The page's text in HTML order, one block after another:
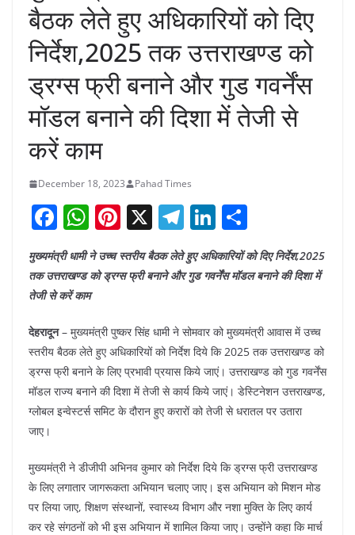
बैठक लेते हुए अधिकारियों को दिए
निर्देश,2025 तक उत्तराखण्ड को
ड्रग्स फ्री बनाने और गुड गवर्नेंस
मॉडल बनाने की दिशा में तेजी से
करें काम
December 18, 2023 Pahad Times
F
a
c
e
o
o
k
W
h
at
s
A
p
p
Pi
nt
er
e
st
X T
e
gr
a
m
Li
n
k
dI
n
h
ar
मुख्यमंत्री धामी ने उच्च स्तरीय बैठक लेते हुए अधिकारियों को दिए निर्देश,2025
तक उत्तराखण्ड को ड्रग्स फ्री बनाने और गुड गवर्नेंस मॉडल बनाने की दिशा में
तेजी से करें काम
देहरादून– मुख्यमंत्री पुष्कर सिंह धामी ने सोमवार को मुख्यमंत्री आवास में उच्च
स्तरीय बैठक लेते हुए अधिकारियों को निर्देश दिये कि 2025 तक उत्तराखण्ड को
ड्रग्स फ्री बनाने के लिए प्रभावी प्रयास किये जाएं। उत्तराखण्ड को गुड गवर्नेंस
मॉडल राज्य बनाने की दिशा में तेजी से कार्य किये जाएं। डेस्टिनेशन उत्तराखण्ड,
ग्लोबल इन्वेस्टर्स समिट के दौरान हुए करारों को तेजी से धरातल पर उतारा
जाए।
मुख्यमंत्री ने डीजीपी अभिनव कुमार को निर्देश दिये कि ड्रग्स फ्री उत्तराखण्ड
के लिए लगातार जागरूकता अभियान चलाए जाए। इस अभियान को मिशन मोड
पर लिया जाए, शिक्षण संस्थानों, स्वास्थ्य विभाग और नशा मुक्ति के लिए कार्य
कर रहे संगठनों को भी इस अभियान में शामिल किया जाए। उन्होंने कहा कि मार्च